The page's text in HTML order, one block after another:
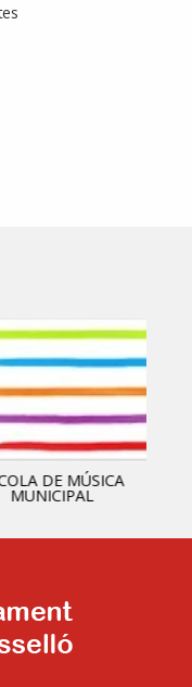
DE MÚSICA
MUNICIPAL